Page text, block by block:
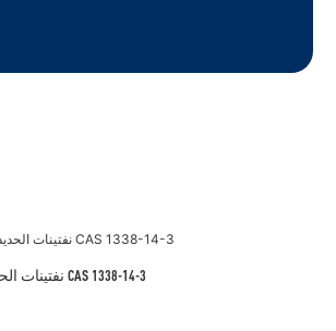
نفتينات الحديد CAS 1338-14-3